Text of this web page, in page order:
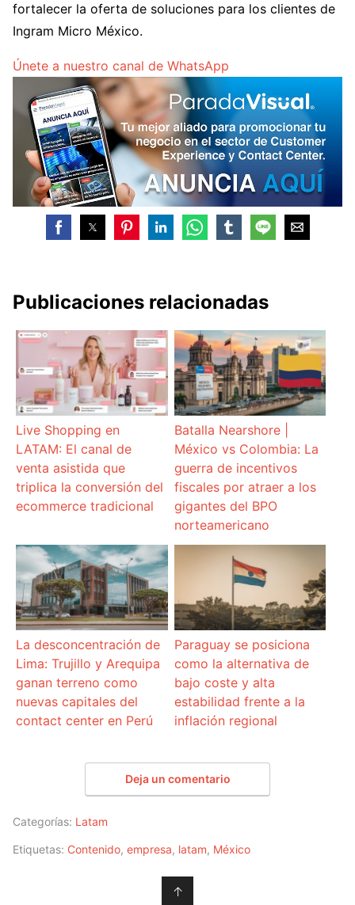
fortalecer la oferta de soluciones para los clientes de
Ingram Micro México.
Únete a nuestro canal de WhatsApp
Publicaciones relacionadas
Live Shopping en
LATAM: El canal de
venta asistida que
triplica la conversión del
ecommerce tradicional
Batalla Nearshore |
México vs Colombia: La
guerra de incentivos
fiscales por atraer a los
gigantes del BPO
norteamericano
La desconcentración de
Lima: Trujillo y Arequipa
ganan terreno como
nuevas capitales del
contact center en Perú
Paraguay se posiciona
como la alternativa de
bajo coste y alta
estabilidad frente a la
inflación regional
Deja un comentario
Categorías: Latam
Etiquetas: Contenido, empresa, latam, México
↑